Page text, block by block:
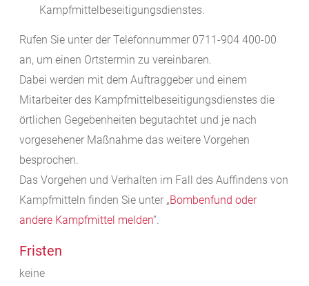
Kampfmittelbeseitigungsdienstes.
Rufen Sie unter der Telefonnummer 0711-904 400-00
an, um einen Ortstermin zu vereinbaren.
Dabei werden mit dem Auftraggeber und einem
Mitarbeiter des Kampfmittelbeseitigungsdienstes die
örtlichen Gegebenheiten begutachtet und je nach
vorgesehener Maßnahme das weitere Vorgehen
besprochen.
Das Vorgehen und Verhalten im Fall des Auffindens von
Kampfmitteln finden Sie unter „Bombenfund oder
andere Kampfmittel melden“.
Fristen
keine